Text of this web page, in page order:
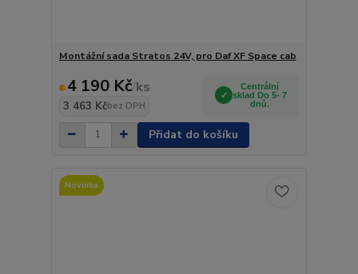
Montážní sada Stratos 24V, pro Daf XF Space cab
4 190 Kč/ks
3 463 Kčbez DPH
Centrální
sklad Do 5- 7
dnů.
Přidat do košíku
Novinka